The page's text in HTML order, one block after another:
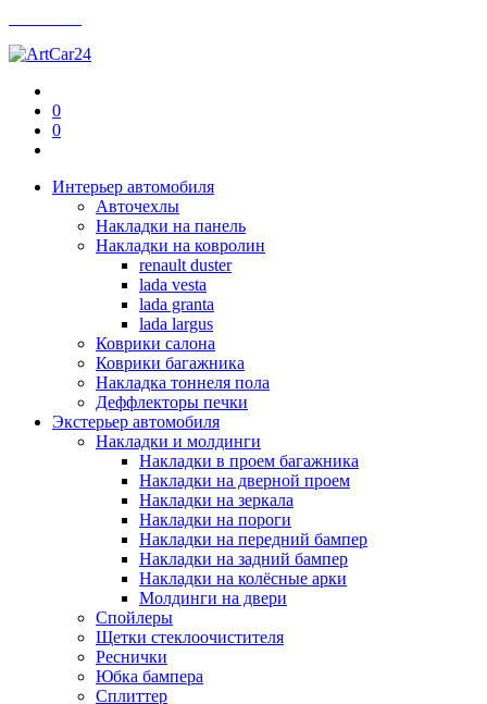
0
0
Интерьер автомобиля
Авточехлы
Накладки на панель
Накладки на ковролин
renault duster
lada vesta
lada granta
lada largus
Коврики салона
Коврики багажника
Накладка тоннеля пола
Деффлекторы печки
Экстерьер автомобиля
Накладки и молдинги
Накладки в проем багажника
Накладки на дверной проем
Накладки на зеркала
Накладки на пороги
Накладки на передний бампер
Накладки на задний бампер
Накладки на колёсные арки
Молдинги на двери
Спойлеры
Щетки стеклоочистителя
Реснички
Юбка бампера
Сплиттер